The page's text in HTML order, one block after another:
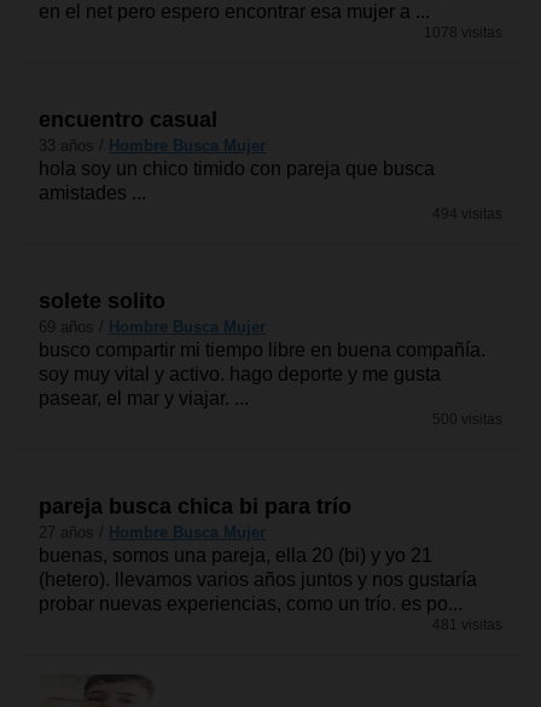
en el net pero espero encontrar esa mujer a ...
1078 visitas
encuentro casual
33 años / Hombre Busca Mujer
hola soy un chico timido con pareja que busca
amistades ...
494 visitas
solete solito
69 años / Hombre Busca Mujer
busco compartir mi tiempo libre en buena compañía.
soy muy vital y activo. hago deporte y me gusta
pasear, el mar y viajar. ...
500 visitas
pareja busca chica bi para trío
27 años / Hombre Busca Mujer
buenas, somos una pareja, ella 20 (bi) y yo 21
(hetero). llevamos varios años juntos y nos gustaría
probar nuevas experiencias, como un trío. es po...
481 visitas